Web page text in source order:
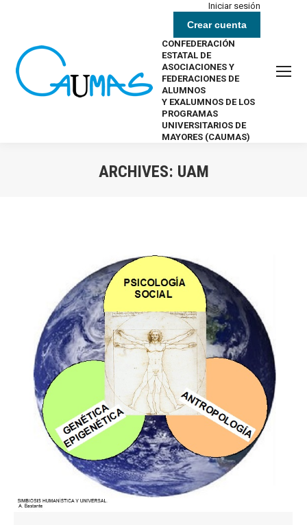
Iniciar sesión
Crear cuenta
CONFEDERACIÓN
ESTATAL DE
ASOCIACIONES Y
FEDERACIONES DE
ALUMNOS
Y EXALUMNOS DE LOS
PROGRAMAS
UNIVERSITARIOS DE
MAYORES (CAUMAS)
ARCHIVES: UAM